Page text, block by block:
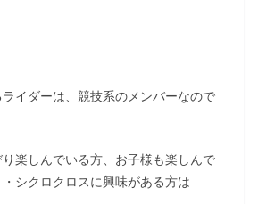
イダーは、競技系のメンバーなので
楽しんでいる方、お子様も楽しんで
シクロクロスに興味がある方は